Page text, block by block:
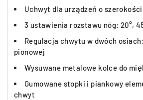
Uchwyt dla urządzeń o szerokości
3 ustawienia rozstawu nóg: 20°,
Regulacja chwytu w dwóch
pionowej
Wysuwane metalowe kolce do
Gumowane stopki i piankowy
chwyt